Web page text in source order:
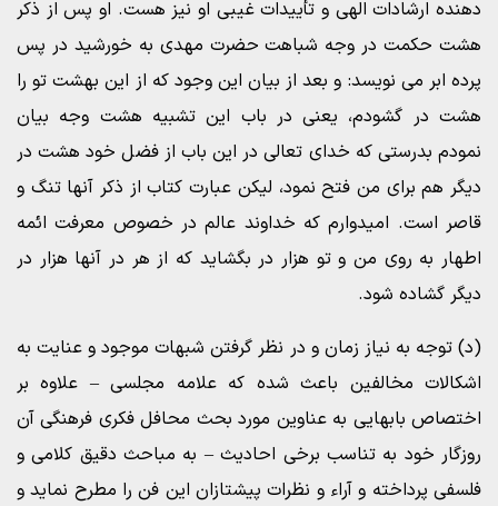
دهنده ارشادات الهی و تأییدات غیبی او نیز هست. او پس از ذکر
هشت حکمت در وجه شباهت حضرت مهدی به خورشید در پس
پرده ابر می نویسد: و بعد از بیان این وجود که از این بهشت تو را
هشت در گشودم، یعنی در باب این تشبیه هشت وجه بیان
نمودم بدرستی که خدای تعالی در این باب از فضل خود هشت در
دیگر هم برای من فتح نمود، لیکن عبارت کتاب از ذکر آنها تنگ و
قاصر است. امیدوارم که خداوند عالم در خصوص معرفت ائمه
اطهار به روی من و تو هزار در بگشاید که از هر در آنها هزار در
دیگر گشاده شود.
(د) توجه به نیاز زمان و در نظر گرفتن شبهات موجود و عنایت به
اشکالات مخالفین باعث شده که علامه مجلسی – علاوه بر
اختصاص بابهایی به عناوین مورد بحث محافل فکری فرهنگی آن
روزگار خود به تناسب برخی احادیث – به مباحث دقیق کلامی و
فلسفی پرداخته و آراء و نظرات پیشتازان این فن را مطرح نماید و